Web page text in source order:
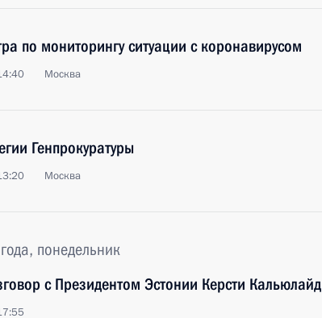
по мониторингу ситуации с коронавирусом
Москва
Генпрокуратуры
Москва
понедельник
с Президентом Эстонии Керсти Кальюлайд